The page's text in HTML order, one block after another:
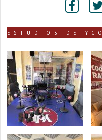
ESTUDIOS DE